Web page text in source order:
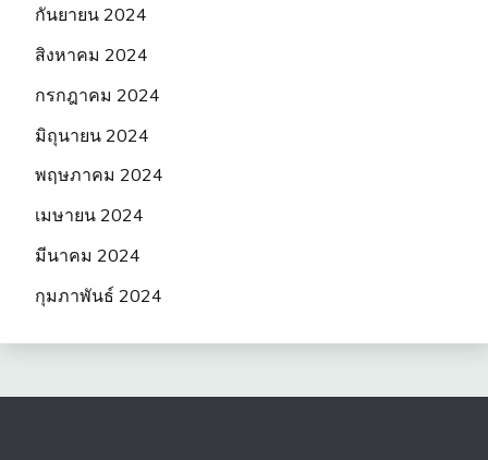
กันยายน 2024
สิงหาคม 2024
กรกฎาคม 2024
มิถุนายน 2024
พฤษภาคม 2024
เมษายน 2024
มีนาคม 2024
กุมภาพันธ์ 2024